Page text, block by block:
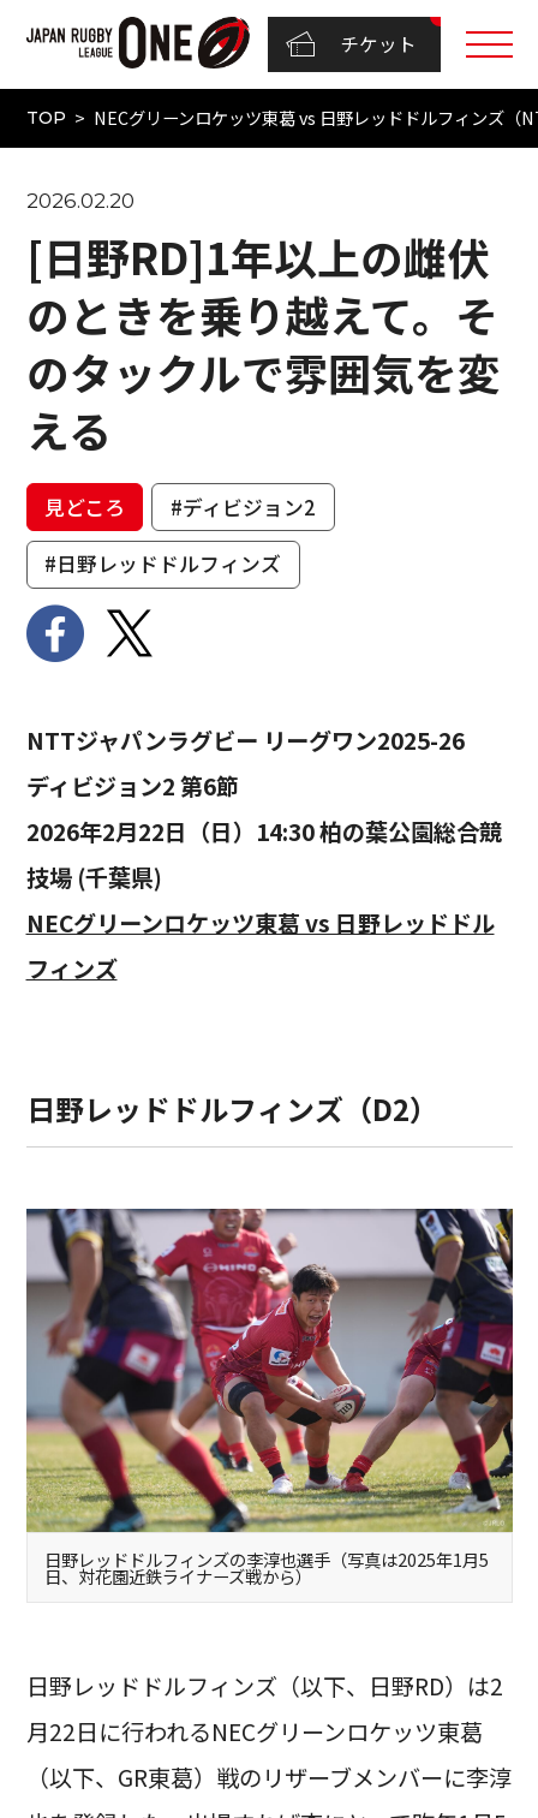
チケット
TOP NECグリーンロケッツ東葛 vs 日野レッドドルフィンズ
2026.02.20
[日野RD]1年以上の雌伏
のときを乗り越えて。そ
のタックルで雰囲気を変
える
見どころ
#ディビジョン2
#日野レッドドルフィンズ
NTTジャパンラグビー リーグワン2025-26
ディビジョン2 第6節
2026年2月22日（日）14:30 柏の葉公園総合競
技場 (千葉県)
NECグリーンロケッツ東葛 vs 日野レッドドル
フィンズ
日野レッドドルフィンズ（D2）
日野レッドドルフィンズの李淳也選手（写真は2025年1月5
日、対花園近鉄ライナーズ戦から）
日野レッドドルフィンズ（以下、日野RD）は2
月22日に行われるNECグリーンロケッツ東葛
（以下、GR東葛）戦のリザーブメンバーに李淳